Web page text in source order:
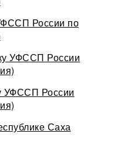
России по
УФССП России
УФССП России
Саха